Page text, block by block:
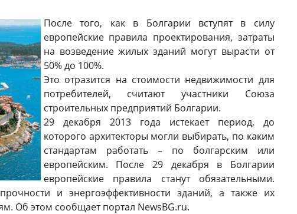
После того, как в Болгарии вступят в силу
европейские правила проектирования, затраты
на возведение жилых зданий могут вырасти от
50% до 100%.
Это отразится на стоимости недвижимости для
потребителей, считают участники Союза
строительных предприятий Болгарии.
29 декабря 2013 года истекает период, до
которого архитекторы могли выбирать, по каким
стандартам работать – по болгарским или
европейским. После 29 декабря в Болгарии
европейские правила станут обязательными.
и энергоэффективности зданий, а также их
Об этом сообщает портал NewsBG.ru.